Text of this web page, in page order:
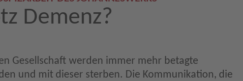
Demenz?
Gesellschaft werden immer mehr betagte
und mit dieser sterben. Die Kommunikation, die